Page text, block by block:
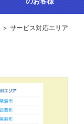
＞ サービス対応エリア